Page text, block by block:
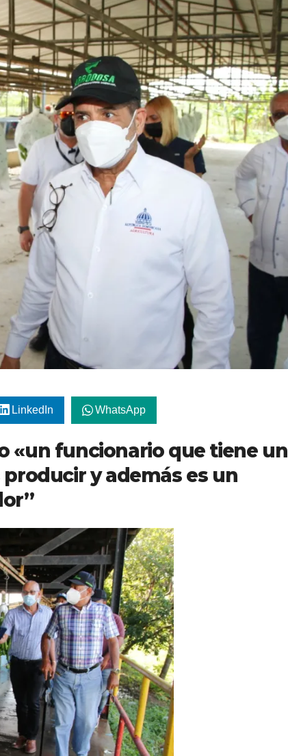
LinkedIn WhatsApp
«un funcionario que tiene un
y además es un